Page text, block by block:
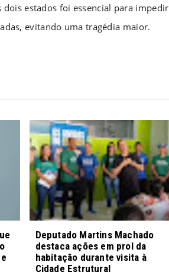
estados foi essencial para impedir
evitando uma tragédia maior.
Deputado Martins Machado
destaca ações em prol da
habitação durante visita à
Cidade Estrutural